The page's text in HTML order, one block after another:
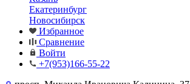
Екатеринбург
Новосибирск
Избранное
Сравнение
Войти
+7(953)166-55-22